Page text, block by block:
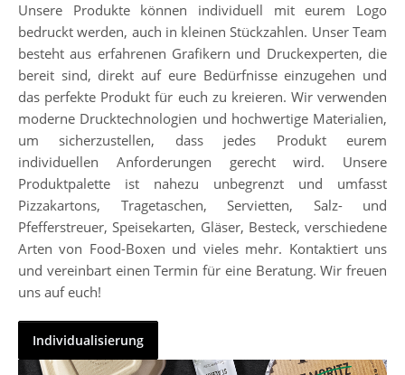
Unsere Produkte können individuell mit eurem Logo
bedruckt werden, auch in kleinen Stückzahlen. Unser Team
besteht aus erfahrenen Grafikern und Druckexperten, die
bereit sind, direkt auf eure Bedürfnisse einzugehen und
das perfekte Produkt für euch zu kreieren. Wir verwenden
moderne Drucktechnologien und hochwertige Materialien,
um sicherzustellen, dass jedes Produkt eurem
individuellen Anforderungen gerecht wird. Unsere
Produktpalette ist nahezu unbegrenzt und umfasst
Pizzakartons, Tragetaschen, Servietten, Salz- und
Pfefferstreuer, Speisekarten, Gläser, Besteck, verschiedene
Arten von Food-Boxen und vieles mehr. Kontaktiert uns
und vereinbart einen Termin für eine Beratung. Wir freuen
uns auf euch!
Individualisierung